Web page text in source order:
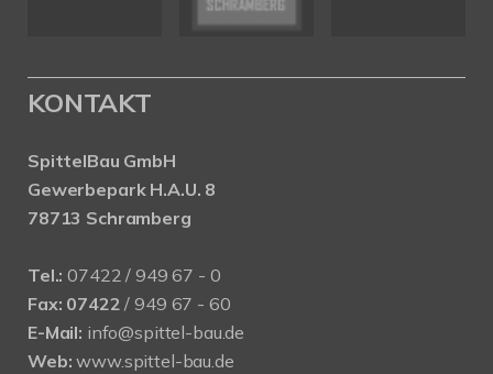
KONTAKT
SpittelBau GmbH
Gewerbepark H.A.U. 8
78713 Schramberg
Tel.: 07422 / 949 67 - 0
Fax: 07422 / 949 67 - 60
E-Mail: info@spittel-bau.de
Web: www.spittel-bau.de